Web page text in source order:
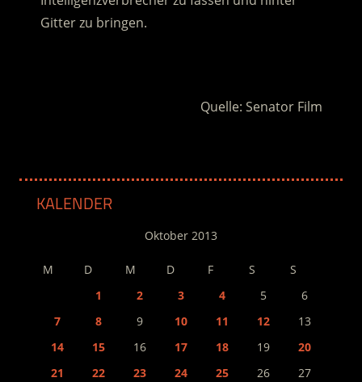
Gitter zu bringen.
Quelle: Senator Film
KALENDER
Oktober 2013
M D M D F S
S
1
2 3 4 5
6
7
8 9 10 11 12
13
14
15 16 17 18 19
20
21
22 23 24 25 26
27